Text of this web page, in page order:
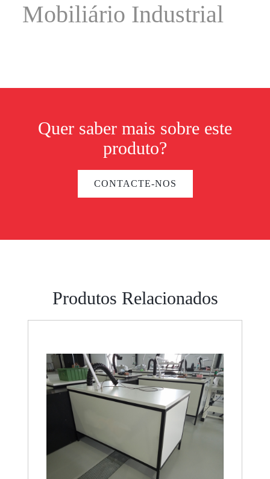
Mobiliário Industrial
Quer saber mais sobre este
produto?
CONTACTE-NOS
Produtos Relacionados